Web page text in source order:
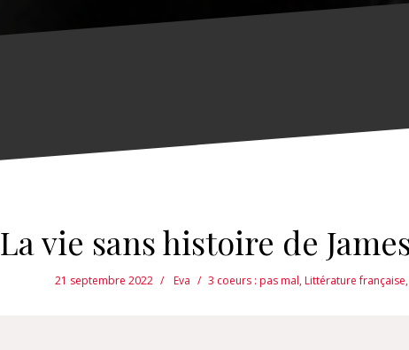
La vie sans histoire de
21 septembre 2022 Eva 3 coeurs : pas mal,Littérature française,